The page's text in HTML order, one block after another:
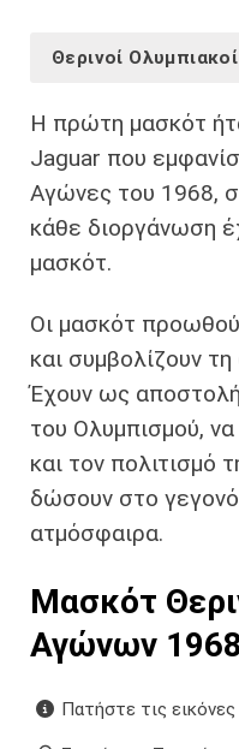
Θερινοί
Η πρώτη μασκότ
Jaguar που
Αγώνες του 1968,
κάθε διοργάνωση
μασκότ.
Οι μασκότ
και συμβολίζουν
Έχουν ως
του Ολυμπισμού,
και τον πολιτισμό
δώσουν στο
ατμόσφαιρα.
Μασκότ
Αγώνων
Πατήστε τις εικόνες